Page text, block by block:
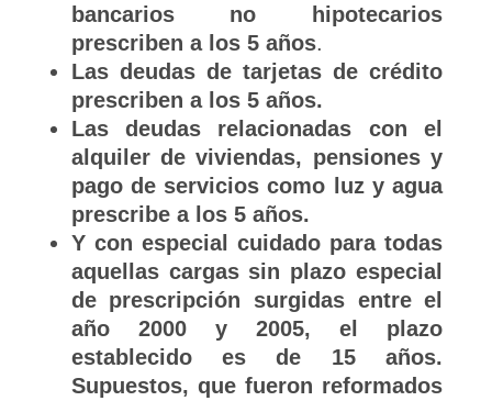
bancarios no hipotecarios
prescriben a los 5 años.
Las deudas de tarjetas de crédito
prescriben a los 5 años.
Las deudas relacionadas con el
alquiler de viviendas, pensiones y
pago de servicios como luz y agua
prescribe a los 5 años.
Y con especial cuidado para todas
aquellas cargas sin plazo especial
de prescripción surgidas entre el
año 2000 y 2005, el plazo
establecido es de 15 años.
Supuestos, que fueron reformados